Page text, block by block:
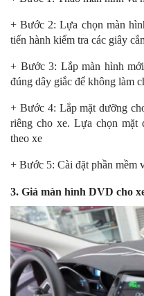
+ Bước 2: Lựa chọn màn
tiến hành kiểm tra các giây
+ Bước 3: Lắp màn hình
đúng dây giắc để không làm
+ Bước 4: Lắp mặt dưỡng
riêng cho xe. Lựa chọn mặt
theo xe
+ Bước 5: Cài đặt phần mềm
3. Giá màn hình DVD cho